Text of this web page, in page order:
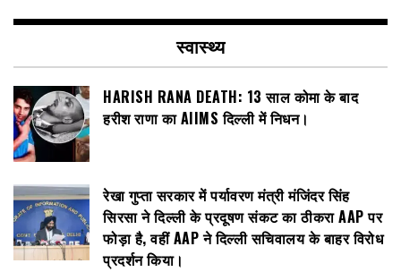
स्वास्थ्य
HARISH RANA DEATH: 13 साल कोमा के बाद
हरीश राणा का AIIMS दिल्ली में निधन।
रेखा गुप्ता सरकार में पर्यावरण मंत्री मंजिंदर सिंह
सिरसा ने दिल्ली के प्रदूषण संकट का ठीकरा AAP पर
फोड़ा है, वहीं AAP ने दिल्ली सचिवालय के बाहर विरोध
प्रदर्शन किया।